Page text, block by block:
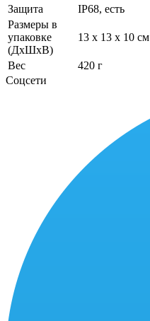
Защита
IP68, есть
Размеры в
упаковке
(ДхШхВ)
13 x 13 x 10 см
Вес
420 г
Соцсети